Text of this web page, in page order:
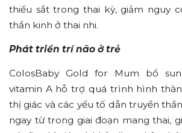
thiếu sắt trong thai kỳ, giảm nguy
thần kinh ở thai nhi.
Phát triển trí não ở trẻ
ColosBaby Gold for Mum bổ
vitamin A hỗ trợ quá trình hình
thị giác và các yếu tố dẫn truyền
ngay từ trong giai đoạn mang thai,